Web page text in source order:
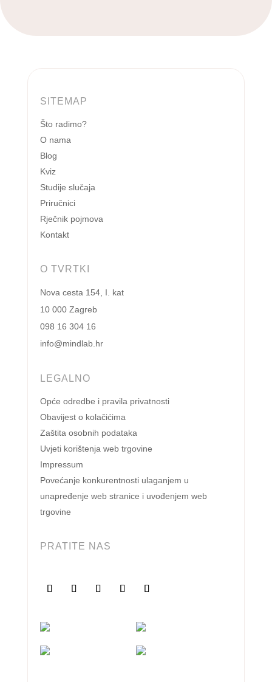
SITEMAP
Što radimo?
O nama
Blog
Kviz
Studije slučaja
Priručnici
Rječnik pojmova
Kontakt
O TVRTKI
Nova cesta 154, I. kat
10 000 Zagreb
098 16 304 16
info@mindlab.hr
LEGALNO
Opće odredbe i pravila privatnosti
Obavijest o kolačićima
Zaštita osobnih podataka
Uvjeti korištenja web trgovine
Impressum
Povećanje konkurentnosti ulaganjem u
unapređenje web stranice i uvođenjem web
trgovine
PRATITE NAS